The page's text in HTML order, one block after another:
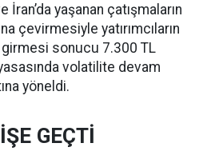
İran’da yaşanan çatışmaların
çevirmesiyle yatırımcıların
girmesi sonucu 7.300 TL
volatilite devam
yöneldi.
GEÇTİ